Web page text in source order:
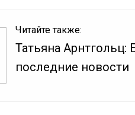
Читайте также:
Татьяна Арнтгольц:
последние новости